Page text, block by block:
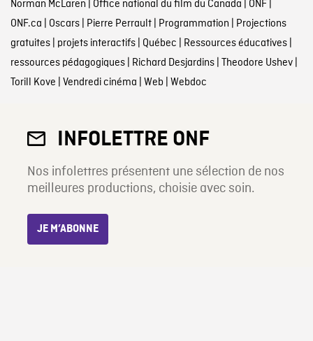
Norman McLaren | Office national du film du Canada | ONF|
ONF.ca | Oscars| Pierre Perrault| Programmation | Projections
gratuites| projets interactifs| Québec | Ressources éducatives|
ressources pédagogiques| Richard Desjardins| Theodore Ushev|
Torill Kove | Vendredi cinéma | Web | Webdoc
INFOLETTRE ONF
Nos infolettres présentent une sélection de nos
meilleures productions, choisie avec soin.
JE M’ABONNE